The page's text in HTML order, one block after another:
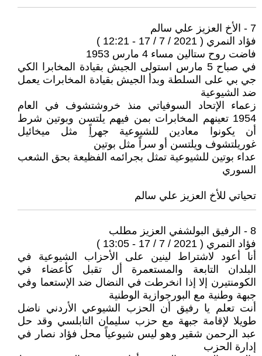
7 - الأخ العزيز علي سالم
فؤاد النمري ( 2021 / 7 / 17 - 12:21 )
فاضت روح ستالين مساء 4 مارس 1953
في صباح 5 مارس استولى الجيش بقيادة المخابرا الكي
جي بي على السلطة وبدأ الجيش بقيادة المخابرات يعمل
ضد الشيوعية
زعماء الإتحاد السوفياتي منذ خروشتشوف في العام
1954 تعينهم المخابرات بمن فيهم يلتسن وبوتين شرط
أن يكونوا معادين للشيوعية جهراًِ مثل ميخائيل
غوريلتشوف ويلتسن أو سراً مثل بوتين
عداء بوتين للشيوعية تمثل بجرائمه الفظيعة بحق الشعب
السوري
تحياتي للأخ العزيز علي سالم
8 - الرفيق البولشفي العزيز مطلب
فؤاد النمري ( 2021 / 7 / 17 - 13:05 )
أنا أعود لاشتراط لينين على الأحزاب الشيوعية في
البلدان التابعة والمستعمرة أل تقبل كأعضاء في
الكومنتيرن إلا إذا انخرطت في النضال ضد الإستعما وفي
جبهة وطنية مع البورجوازية الوطنية
أنت تعلم يا رفيق أن الحزب الشيوعي الأردني ناضل
طويلا لإقامة جبهة مع حزب سليمان التابلسي وقد حل
عبد الرحمن شقير وهو ليس شيوعياً محل فؤاد نصار في
إدارة الحزب